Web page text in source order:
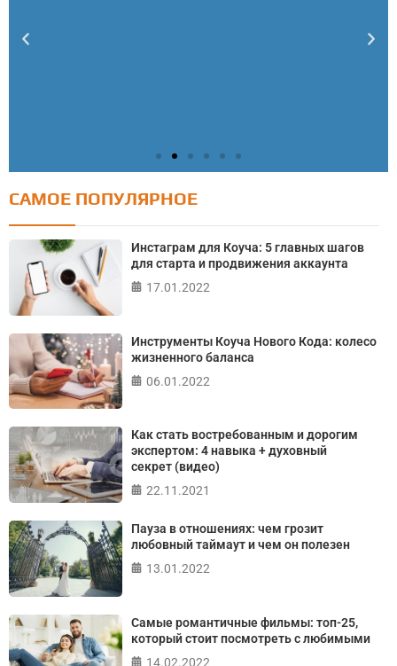
Тест: Как я контролирую свою жизнь?
Онлайн тест на основе шкалы локуса контроля
Джулиана Роттера
САМОЕ ПОПУЛЯРНОЕ
Инстаграм для Коуча: 5 главных шагов
для старта и продвижения аккаунта
17.01.2022
Инструменты Коуча Нового Кода: колесо
жизненного баланса
06.01.2022
Как стать востребованным и дорогим
экспертом: 4 навыка + духовный
секрет (видео)
22.11.2021
Пауза в отношениях: чем грозит
любовный таймаут и чем он полезен
13.01.2022
Самые романтичные фильмы: топ-25,
который стоит посмотреть с любимыми
14.02.2022